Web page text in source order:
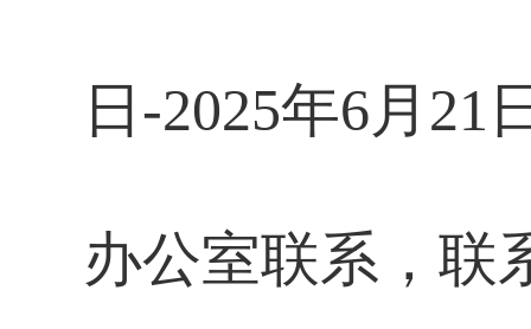
日 -2025年6月21
办公室联系，联